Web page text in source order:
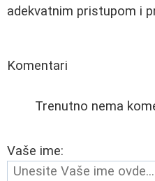
adekvatnim pristupom i
Komentari
Trenutno nema
Vaše ime: